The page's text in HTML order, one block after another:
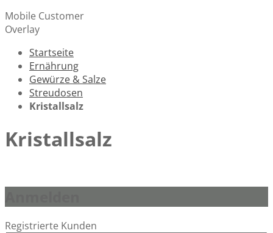
Mobile Customer
Overlay
Startseite
Ernährung
Gewürze & Salze
Streudosen
Kristallsalz
Kristallsalz
Registrierte Kunden